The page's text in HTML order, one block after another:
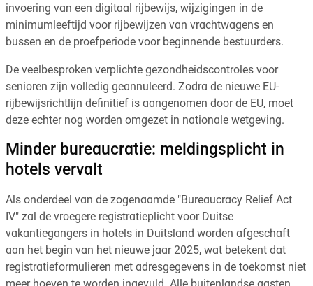
invoering van een digitaal rijbewijs, wijzigingen in de
minimumleeftijd voor rijbewijzen van vrachtwagens en
bussen en de proefperiode voor beginnende bestuurders.
De veelbesproken verplichte gezondheidscontroles voor
senioren zijn volledig geannuleerd. Zodra de nieuwe EU-
rijbewijsrichtlijn definitief is aangenomen door de EU, moet
deze echter nog worden omgezet in nationale wetgeving.
Minder bureaucratie: meldingsplicht in
hotels vervalt
Als onderdeel van de zogenaamde "Bureaucracy Relief Act
IV" zal de vroegere registratieplicht voor Duitse
vakantiegangers in hotels in Duitsland worden afgeschaft
aan het begin van het nieuwe jaar 2025, wat betekent dat
registratieformulieren met adresgegevens in de toekomst niet